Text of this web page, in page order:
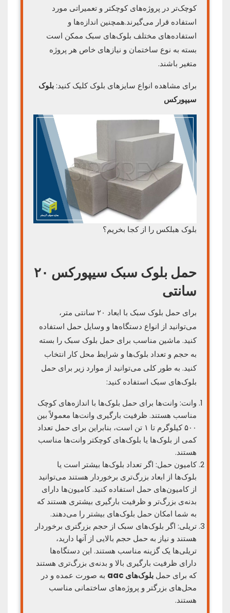
کوچک‌تر در پروژه‌های کوچکتر و تعمیراتی مورد
استفاده قرار می‌گیرند.همچنین اندازه‌ها و
استفاده‌های مختلف بلوک‌های سبک ممکن است
بسته به نوع ساختمان و نیازهای خاص هر پروژه
متغیر باشند.
برای مشاهده انواع سایزهای بلوک کلیک کنید:بلوک
سیپورکس
بلوک هبلکس را از کجا بخریم؟
حمل بلوک سبک سیپورکس ۲۰
سانتی
برای حمل بلوک سبک با ابعاد ۲۰ سانتی متر،
می‌توانید از انواع دستگاه‌ها و وسایل حمل استفاده
کنید. ماشین مناسب برای حمل بلوک سبک را بسته
به حجم و تعداد بلوک‌ها و شرایط محل کار انتخاب
کنید. به طور کلی می‌توانید از موارد زیر برای حمل
بلوک‌های سبک استفاده کنید:
وانت: وانت‌ها برای حمل بلوک‌ها با اندازه‌های کوچک
مناسب هستند. ظرفیت بارگیری وانت‌ها معمولاً بین
۵۰۰ کیلوگرم تا ۱ تن است، بنابراین برای حمل تعداد
کمی از بلوک‌ها یا بلوک‌های کوچکتر وانت‌ها مناسب
هستند.
کامیون حمل: اگر تعداد بلوک‌ها بیشتر است یا
بلوک‌ها از ابعاد بزرگ‌تری برخوردار هستند می‌توانید
از کامیون‌های حمل استفاده کنید. کامیون‌ها دارای
بدنه‌ی بزرگ‌تر و ظرفیت بارگیری بیشتری هستند که
به شما امکان حمل بلوک‌های بیشتر را می‌دهند.
تریلی: اگر بلوک‌های سبک از حجم بزرگتری برخوردار
هستند و نیاز به حمل حجم بالایی از آنها دارید،
تریلی‌ها یک گزینه مناسب هستند. این دستگاه‌ها
دارای ظرفیت بارگیری بالا و بدنه‌ی بزرگ‌تری هستند
که برای حمل بلوک‌های aac
به‌ صورت عمده و در
محل‌های بزرگتر و پروژه‌های ساختمانی مناسب
هستند.